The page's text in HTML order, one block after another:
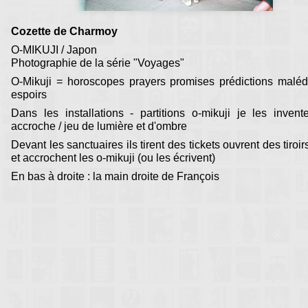
Cozette de Charmoy
O-MIKUJI / Japon
Photographie de la série "Voyages"
O-Mikuji = horoscopes prayers promises prédictions
espoirs
Dans les installations - partitions o-mikuji je les
accroche / jeu de lumière et d'ombre
Devant les sanctuaires ils tirent des tickets ouvrent des
et accrochent les o-mikuji (ou les écrivent)
En bas à droite : la main droite de François